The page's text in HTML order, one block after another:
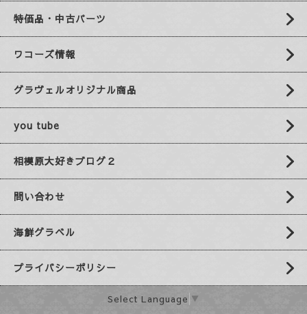
特価品・中古パーツ
ワコーズ情報
グラヴェルオリジナル商品
you tube
相模原大好きブログ２
問い合わせ
海鮮グラベル
プライバシーポリシー
Select Language ▼